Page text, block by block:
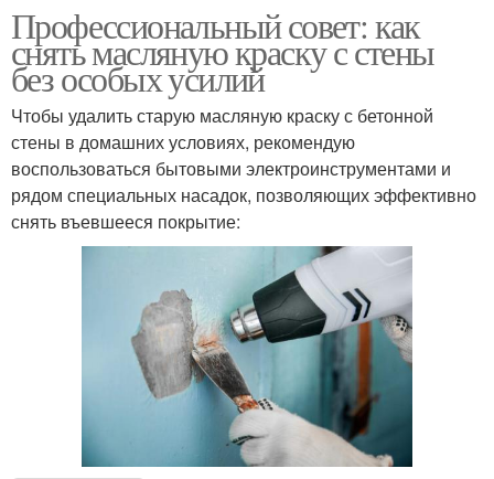
Профессиональный совет: как
снять масляную краску с стены
без особых усилий
Чтобы удалить старую масляную краску с бетонной
стены в домашних условиях, рекомендую
воспользоваться бытовыми электроинструментами и
рядом специальных насадок, позволяющих эффективно
снять въевшееся покрытие: